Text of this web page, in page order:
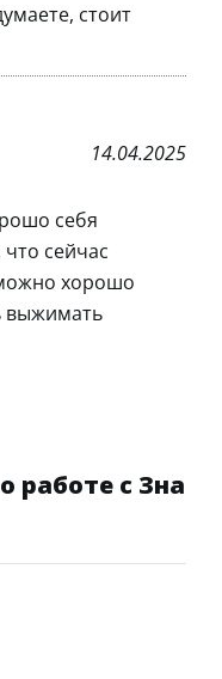
стоит
14.04.2025
себя
сейчас
хорошо
выжимать
работе с Зна